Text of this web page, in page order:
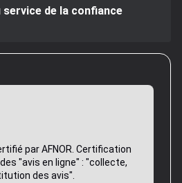
service de la confiance
par AFNOR. Certification
"avis en ligne" : "collecte,
des avis".